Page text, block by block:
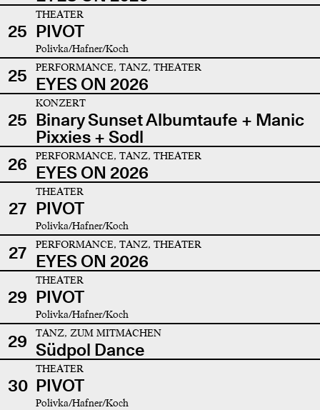
25
THEATER
PIVOT
Polivka/Hafner/Koch
25 PERFORMANCE, TANZ, THEATER
EYES ON 2026
25
KONZERT
Binary Sunset Albumtaufe + Manic
Pixxies + Sodl
26
PERFORMANCE, TANZ, THEATER
EYES ON 2026
27
THEATER
PIVOT
Polivka/Hafner/Koch
27 PERFORMANCE, TANZ, THEATER
EYES ON 2026
29
THEATER
PIVOT
Polivka/Hafner/Koch
29 TANZ, ZUM MITMACHEN
Südpol Dance
30
THEATER
PIVOT
Polivka/Hafner/Koch